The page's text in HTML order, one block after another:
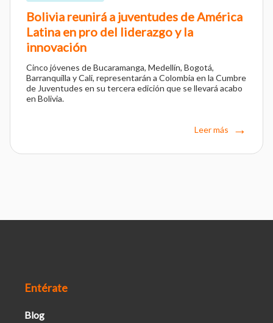
Bolivia reunirá a juventudes de América
Latina en pro del liderazgo y la
innovación
Cinco jóvenes de Bucaramanga, Medellín, Bogotá,
Barranquilla y Cali, representarán a Colombia en la Cumbre
de Juventudes en su tercera edición que se llevará acabo
en Bolivia.
Leer más
Entérate
Blog